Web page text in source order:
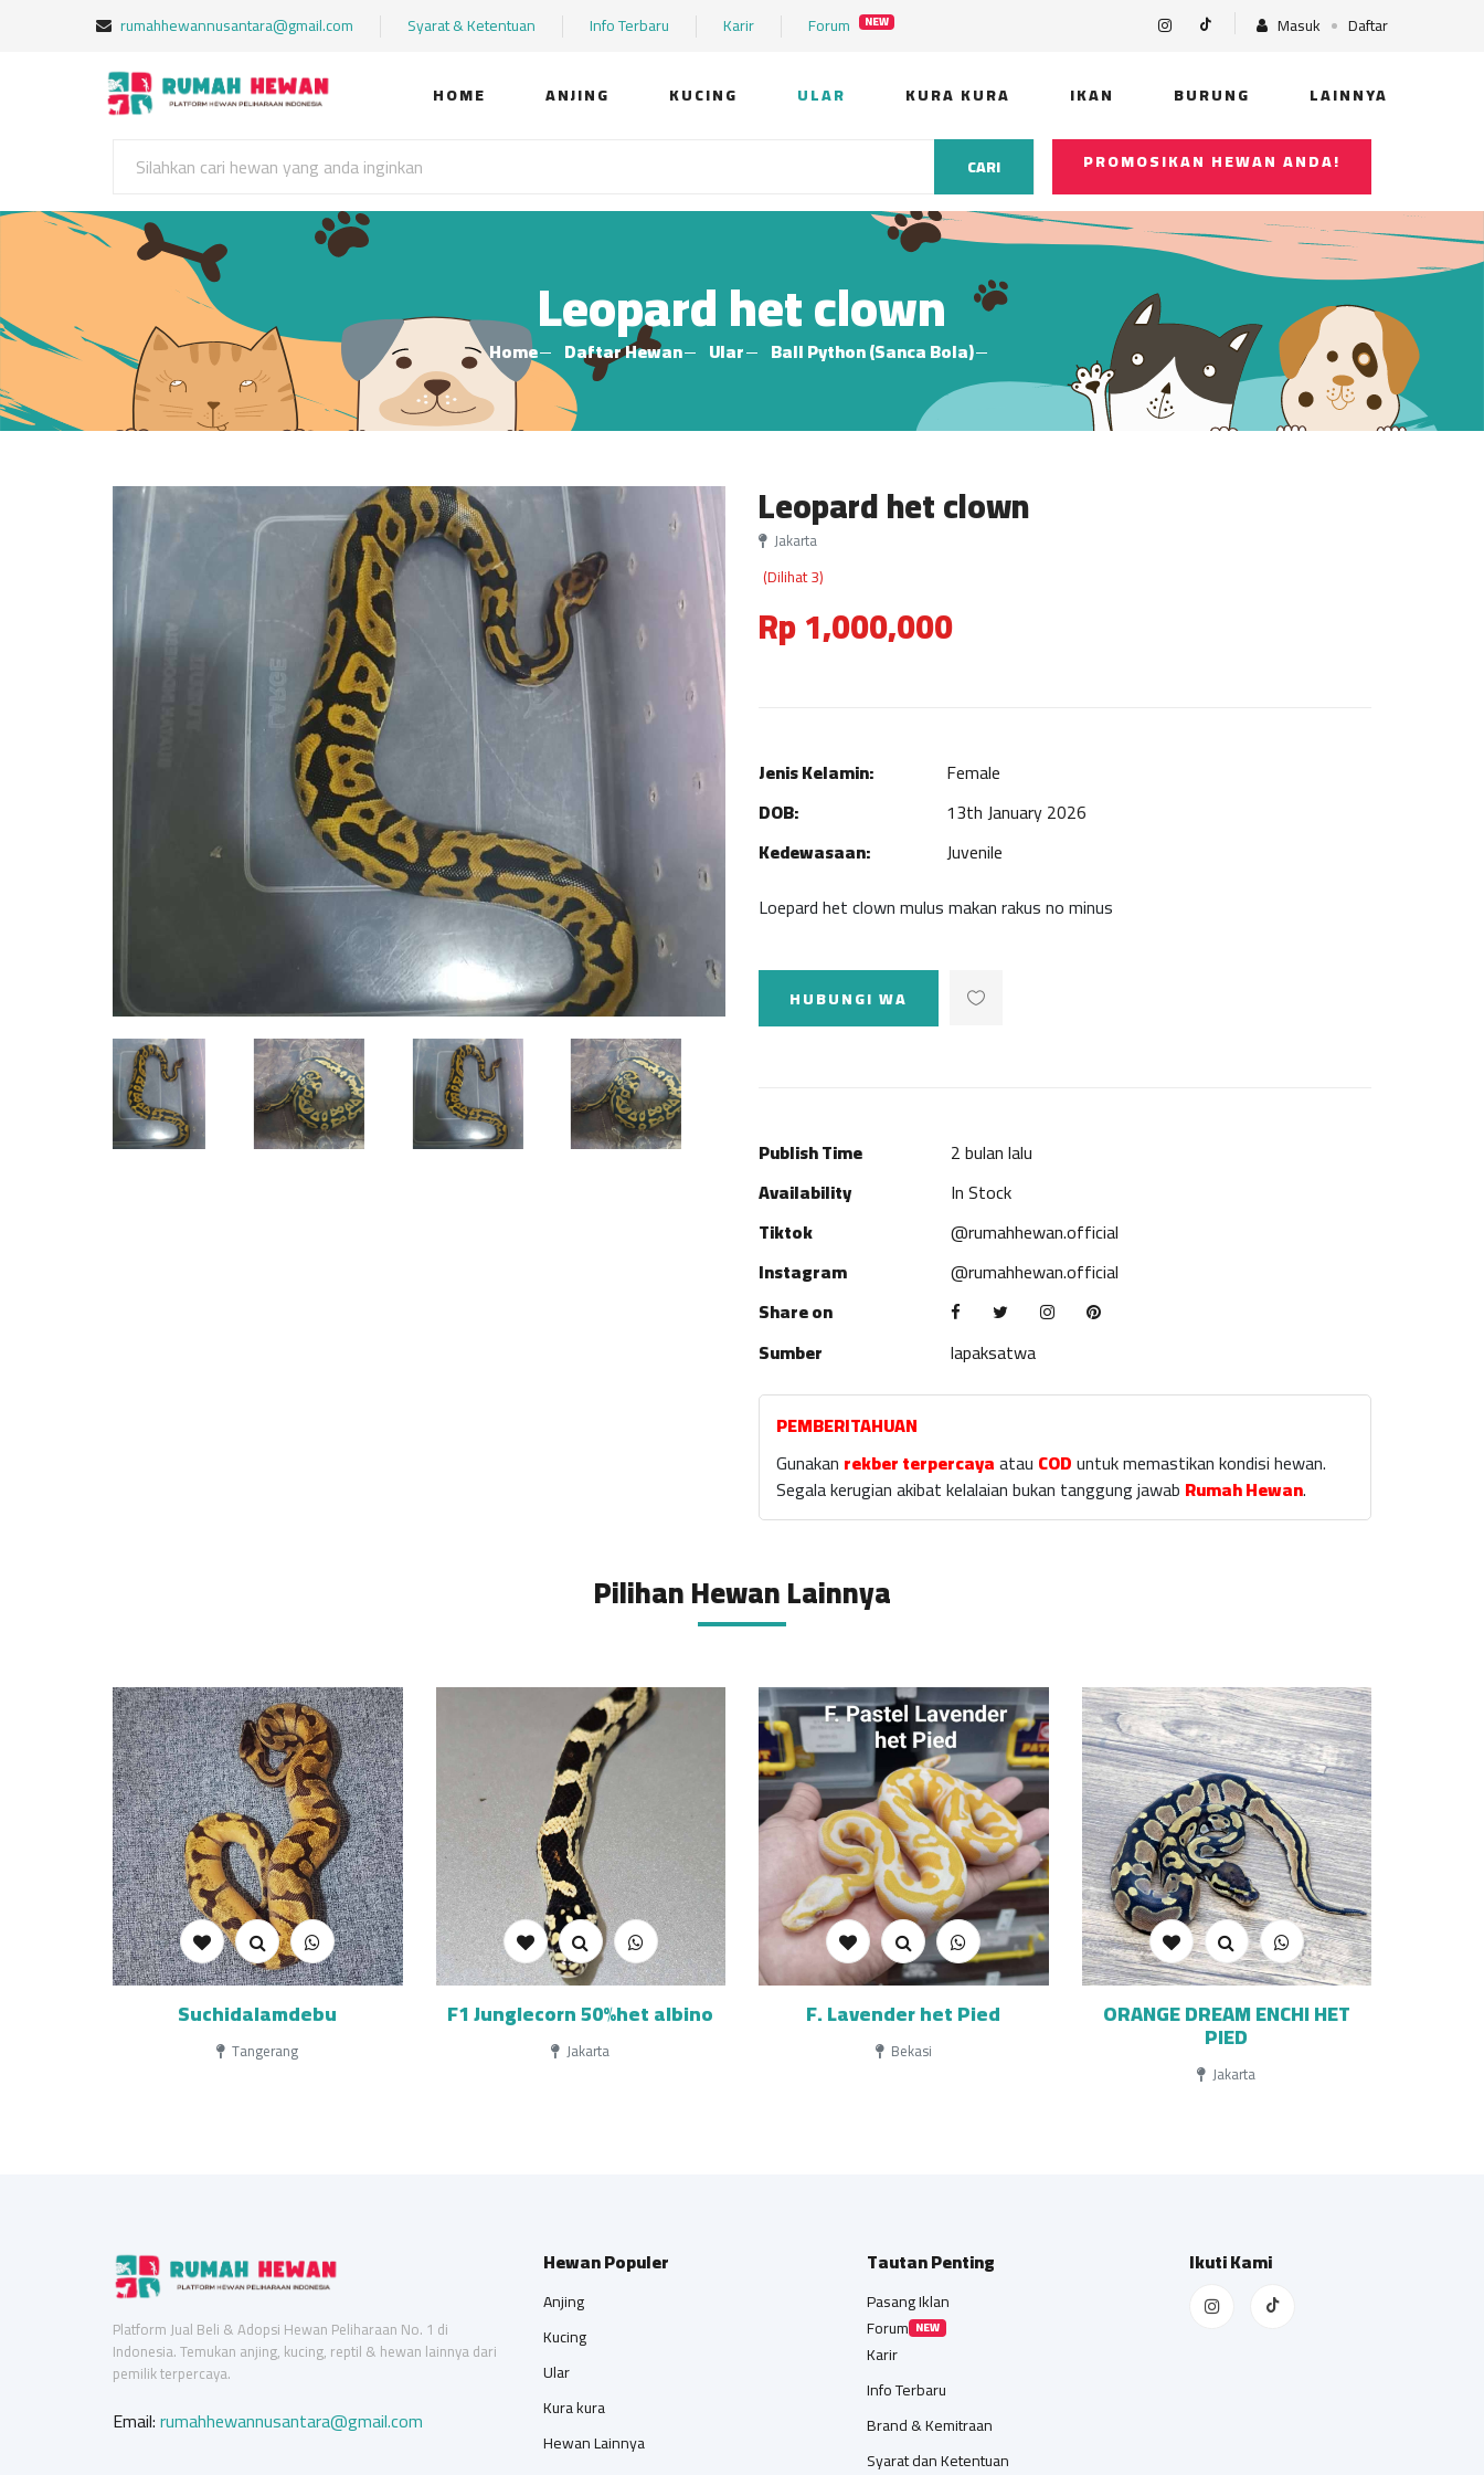
rumahhewannusantara@gmail.com Syarat & Ketentuan Info Terbaru Karir Forum NEW Masuk Daftar
HOME ANJING KUCING ULAR KURA KURA IKAN BURUNG LAINNYA
CARI PROMOSIKAN HEWAN ANDA!
Leopard het clown
Home Daftar Hewan Ular Ball Python (Sanca Bola)
Leopard het clown
Jakarta
(Dilihat 3)
Rp 1,000,000
Jenis Kelamin:
Female
DOB:
13th January 2026
Kedewasaan:
Juvenile
Loepard het clown mulus makan rakus no minus
HUBUNGI WA
Publish Time
2 bulan lalu
Availability
In Stock
Tiktok
@rumahhewan.official
Instagram
@rumahhewan.official
Share on
Sumber
lapaksatwa
PEMBERITAHUAN
Gunakan rekber terpercayaatau CODuntuk memastikan kondisi hewan.
Segala kerugian akibat kelalaian bukan tanggung jawab Rumah Hewan.
Pilihan Hewan Lainnya
Suchidalamdebu
Tangerang
F1 Junglecorn 50%het albino
Jakarta
F. Lavender het Pied
Bekasi
ORANGE DREAM ENCHI HET
PIED
Jakarta
Platform Jual Beli & Adopsi Hewan Peliharaan No. 1 di
Indonesia. Temukan anjing, kucing, reptil & hewan lainnya dari
pemilik terpercaya.
Email:rumahhewannusantara@gmail.com
Hewan Populer
Anjing
Kucing
Ular
Kura kura
Hewan Lainnya
Tautan Penting
Pasang Iklan
Forum NEW
Karir
Info Terbaru
Brand & Kemitraan
Syarat dan Ketentuan
Ikuti Kami